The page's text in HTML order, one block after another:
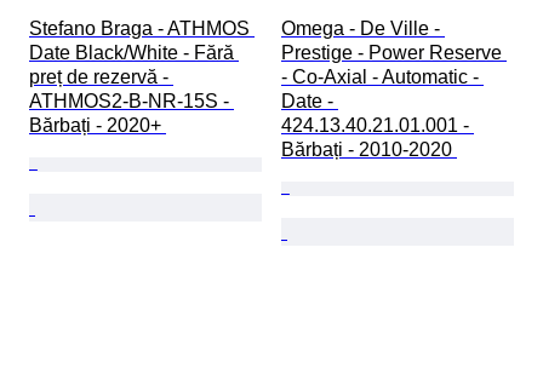
Stefano Braga - ATHMOS
Date Black/White - Fără
preț de rezervă -
ATHMOS2-B-NR-15S -
Bărbați - 2020+
Omega - De Ville -
Prestige - Power Reserve
- Co-Axial - Automatic -
Date -
424.13.40.21.01.001 -
Bărbați - 2010-2020